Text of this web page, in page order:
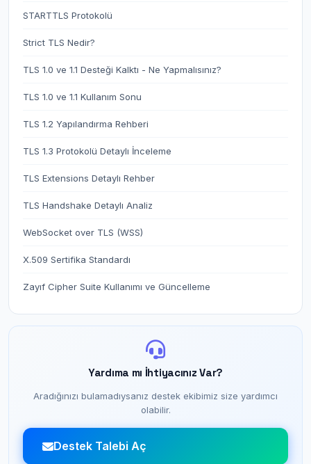
STARTTLS Protokolü
Strict TLS Nedir?
TLS 1.0 ve 1.1 Desteği Kalktı - Ne Yapmalısınız?
TLS 1.0 ve 1.1 Kullanım Sonu
TLS 1.2 Yapılandırma Rehberi
TLS 1.3 Protokolü Detaylı İnceleme
TLS Extensions Detaylı Rehber
TLS Handshake Detaylı Analiz
WebSocket over TLS (WSS)
X.509 Sertifika Standardı
Zayıf Cipher Suite Kullanımı ve Güncelleme
Yardıma mı İhtiyacınız Var?
Aradığınızı bulamadıysanız destek ekibimiz size yardımcı
olabilir.
Destek Talebi Aç